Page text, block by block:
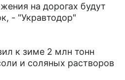
на дорогах будут
- "Укравтодор"
к зиме 2 млн тонн
и соляных растворов